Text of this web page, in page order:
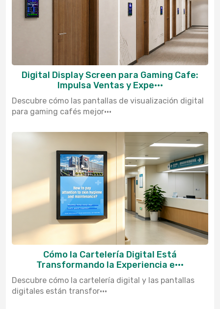
Digital Display Screen para Gaming Cafe:
Impulsa Ventas y Expe···
Descubre cómo las pantallas de visualización digital
para gaming cafés mejor···
Cómo la Cartelería Digital Está
Transformando la Experiencia e···
Descubre cómo la cartelería digital y las pantallas
digitales están transfor···